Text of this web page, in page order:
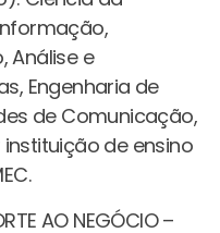
Análise e
Engenharia de
de Comunicação,
de ensino
AO NEGÓCIO –